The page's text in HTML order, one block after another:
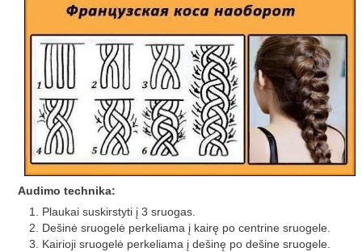
Audimo technika:
Plaukai suskirstyti į 3 sruogas.
Dešinė sruogelė perkeliama į kairę po centrine sruogele.
Kairioji sruogelė perkeliama į dešinę po dešine sruogele.